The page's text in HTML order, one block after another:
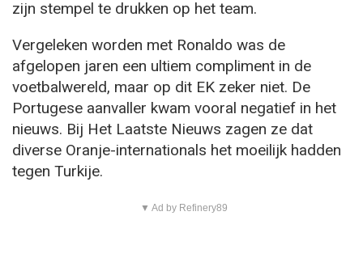
zijn stempel te drukken op het team.
Vergeleken worden met Ronaldo was de
afgelopen jaren een ultiem compliment in de
voetbalwereld, maar op dit EK zeker niet. De
Portugese aanvaller kwam vooral negatief in het
nieuws. Bij Het Laatste Nieuws zagen ze dat
diverse Oranje-internationals het moeilijk hadden
tegen Turkije.
▼ Ad by Refinery89